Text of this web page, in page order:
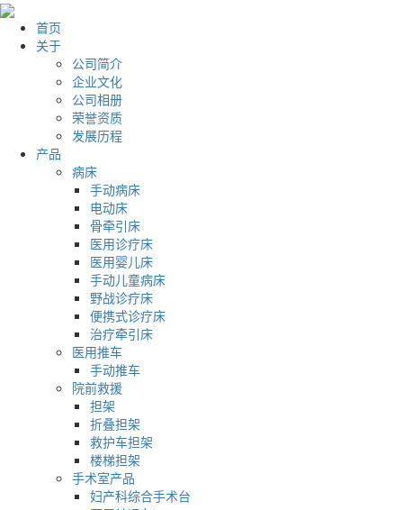
首页
关于
公司简介
企业文化
公司相册
荣誉资质
发展历程
产品
病床
手动病床
电动床
骨牵引床
医用诊疗床
医用婴儿床
手动儿童病床
野战诊疗床
便携式诊疗床
治疗牵引床
医用推车
手动推车
院前救援
担架
折叠担架
救护车担架
楼梯担架
手术室产品
妇产科综合手术台